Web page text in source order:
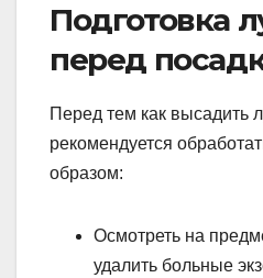
Подготовка
перед
Перед тем как высадить
рекомендуется
образом:
Осмотреть на
удалить больные